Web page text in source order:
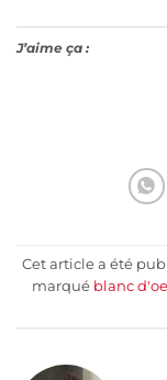
J’aime ça :
Cet article a été
marqué blanc